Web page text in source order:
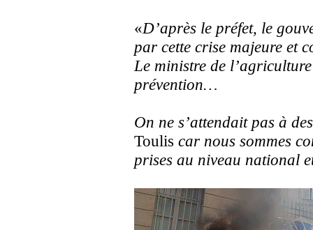
«D’après le préfet, le
par cette crise majeure et
Le ministre de
prévention…
On ne s’attendait pas à
Toulis car nous sommes
prises au niveau national